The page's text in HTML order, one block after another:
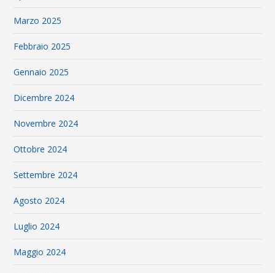
Marzo 2025
Febbraio 2025
Gennaio 2025
Dicembre 2024
Novembre 2024
Ottobre 2024
Settembre 2024
Agosto 2024
Luglio 2024
Maggio 2024